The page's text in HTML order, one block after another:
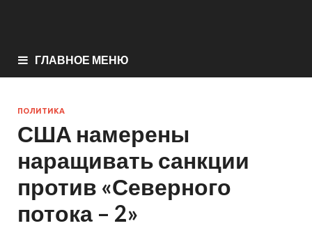
ГЛАВНОЕ МЕНЮ
ПОЛИТИКА
США намерены
наращивать санкции
против «Северного
потока – 2»